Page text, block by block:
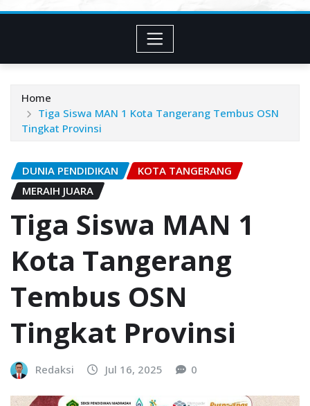
Home
Tiga Siswa MAN 1 Kota Tangerang Tembus OSN
Tingkat Provinsi
DUNIA PENDIDIKAN
KOTA TANGERANG
MERAIH JUARA
Tiga Siswa MAN 1
Kota Tangerang
Tembus OSN
Tingkat Provinsi
Redaksi Jul 16, 2025 0